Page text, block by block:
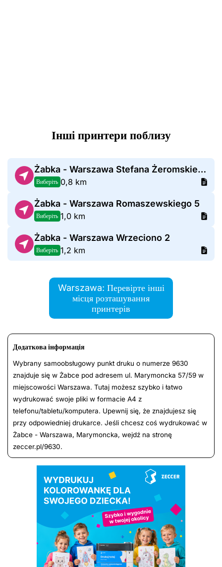
Інші принтери поблизу
Żabka - Warszawa Stefana Żeromskiego 1
Виберіть 0,8 km
Żabka - Warszawa Romaszewskiego 5
Виберіть 1,0 km
Żabka - Warszawa Wrzeciono 2
Виберіть 1,2 km
Warszawa: Перевірте інші
місця розташування
принтерів
Додаткова інформація
Wybrany samoobsługowy punkt druku o numerze 9630
znajduje się w Żabce pod adresem ul. Marymoncka 57/59 w
miejscowości Warszawa. Tutaj możesz szybko i łatwo
wydrukować swoje pliki w formacie A4 z
telefonu/tabletu/komputera. Upewnij się, że znajdujesz się
przy odpowiedniej drukarce. Jeśli chcesz coś wydrukować w
Żabce - Warszawa, Marymoncka, wejdź na stronę
zeccer.pl/9630.